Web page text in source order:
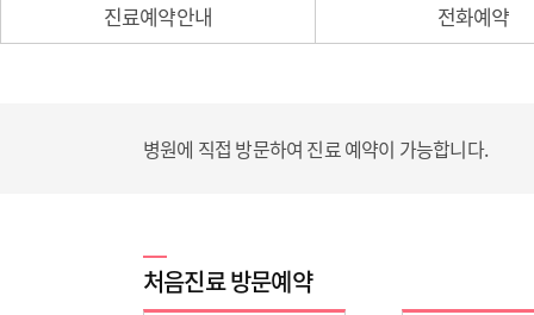
진료예약안내 전화예약
병원에 직접 방문하여 진료 예약이 가능합니다.
처음진료 방문예약